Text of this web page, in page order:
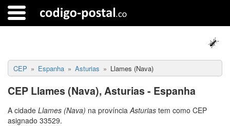
CEP Espanha Asturias Llames (Nava)
CEP Llames (Nava), Asturias - Espanha
A cidade Llames (Nava) na província Asturias tem como CEP
asignado 33529.